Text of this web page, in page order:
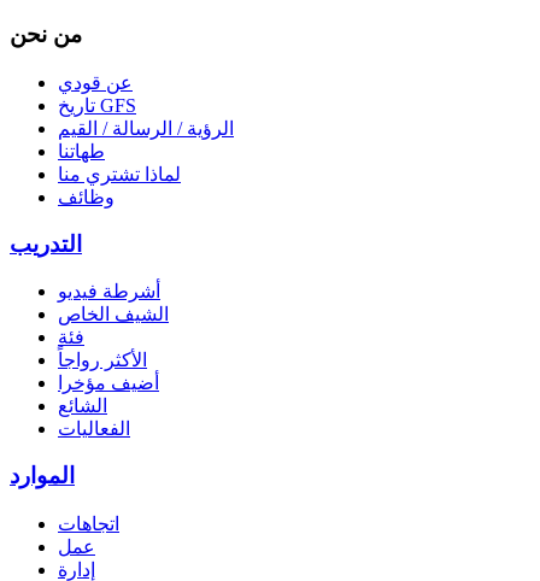
من نحن
عن قودي
تاريخ GFS
الرؤية / الرسالة / القيم
طهاتنا
لماذا تشتري منا
وظائف
التدريب
أشرطة فيديو
الشيف الخاص
فئة
الأكثر رواجاً
أضيف مؤخرا
الشائع
الفعاليات
الموارد
اتجاهات
عمل
إدارة